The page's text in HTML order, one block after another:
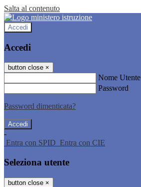
Salta al contenuto
Accedi
Accedi
button close ×
Nome Utente
Password
Password dimenticata?
-
Entra con SPID Entra con CIE
Seleziona utente
button close ×